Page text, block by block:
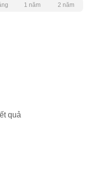
1 năm 2 năm
quả